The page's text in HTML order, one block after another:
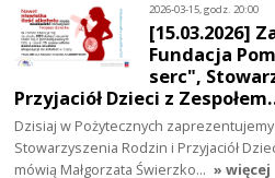
2026-03-15, godz. 20:00
[15.03.2026]
Fundacja
serc",
Przyjaciół Dzieci z
Dzisiaj w Pożytecznych
Stowarzyszenia Rodzin i Przyjaciół
mówią Małgorzata Świerzko… » więcej